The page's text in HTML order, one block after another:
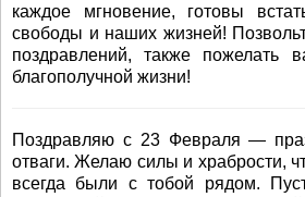
каждое мгновение, готовы
свободы и наших жизней!
поздравлений, также пожелать
благополучной жизни!
Поздравляю с 23 Февраля —
отваги. Желаю силы и храбрости,
всегда были с тобой рядом.